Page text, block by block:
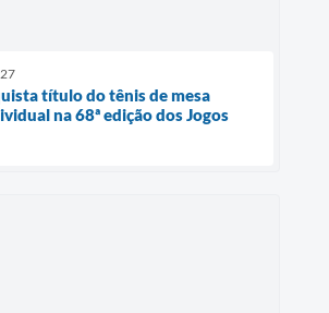
título do tênis de mesa
na 68ª edição dos Jogos